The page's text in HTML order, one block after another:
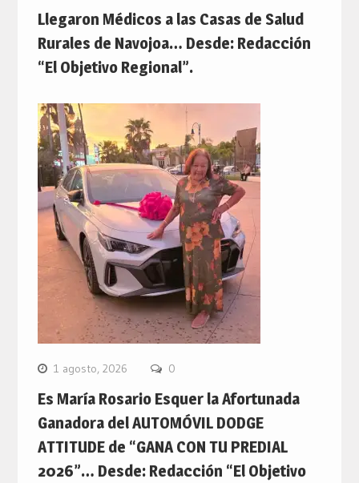
Llegaron Médicos a las Casas de Salud
Rurales de Navojoa… Desde: Redacción
“El Objetivo Regional”.
1 agosto, 2026 0
Es María Rosario Esquer la Afortunada
Ganadora del AUTOMÓVIL DODGE
ATTITUDE de “GANA CON TU PREDIAL
2026”… Desde: Redacción “El Objetivo